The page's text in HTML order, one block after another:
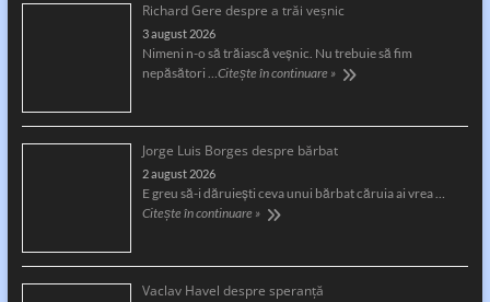
Richard Gere despre a trăi veșnic
3 august 2026
Nimeni n-o să trăiască veșnic. Nu trebuie să fim
nepăsători …Citește în continuare »
Jorge Luis Borges despre bărbat
2 august 2026
E greu să-i dăruiești ceva unui bărbat căruia ai vrea …
Citește în continuare »
Vaclav Havel despre speranță